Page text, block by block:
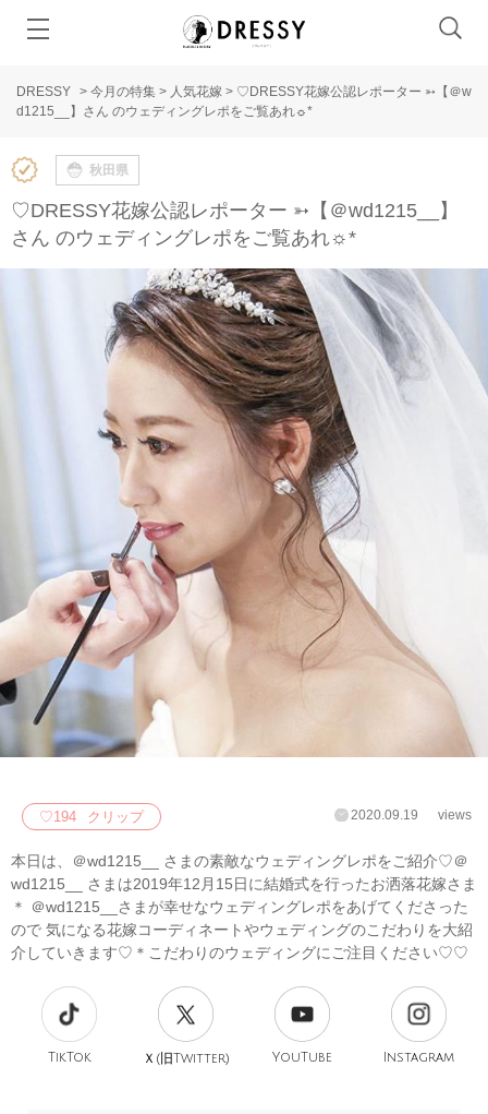
DRESSY > 今月の特集 > 人気花嫁 > ♡DRESSY花嫁公認レポーター ➳【＠w
d1215__】さん のウェディングレポをご覧あれ☼*
秋田県
♡DRESSY花嫁公認レポーター ➳【＠wd1215__】
さん のウェディングレポをご覧あれ☼*
♡194 クリップ 2020.09.19 views
本日は、＠wd1215__ さまの素敵なウェディングレポをご紹介♡＠
wd1215__ さまは2019年12月15日に結婚式を行ったお洒落花嫁さま
＊ ＠wd1215__さまが幸せなウェディングレポをあげてくださった
ので 気になる花嫁コーディネートやウェディングのこだわりを大紹
介していきます♡＊こだわりのウェディングにご注目ください♡♡
TikTok Ｘ(旧Twitter) YouTube Instagram